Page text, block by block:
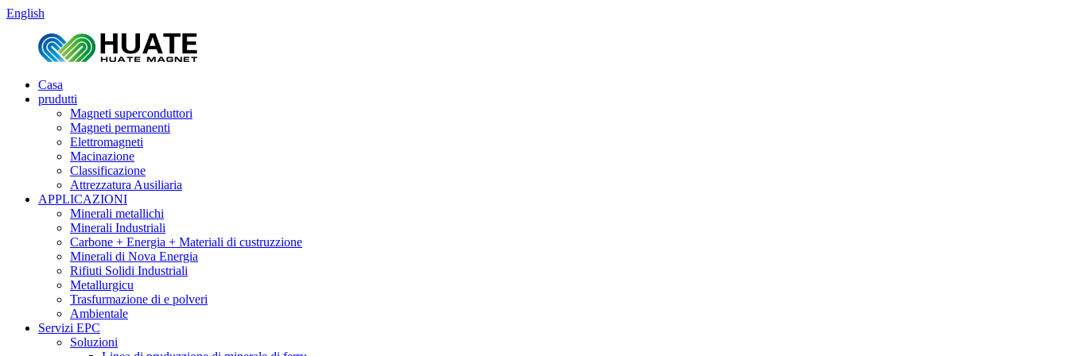
English
Casa
prudutti
Magneti superconduttori
Magneti permanenti
Elettromagneti
Macinazione
Classificazione
Attrezzatura Ausiliaria
APPLICAZIONI
Minerali metallichi
Minerali Industriali
Carbone + Energia + Materiali di custruzzione
Minerali di Nova Energia
Rifiuti Solidi Industriali
Metallurgicu
Trasfurmazione di e polveri
Ambientale
Servizi EPC
Soluzioni